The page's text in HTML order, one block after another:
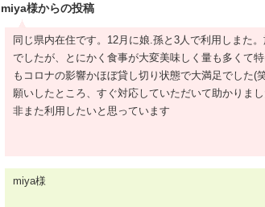
miya様からの投稿
同じ県内在住です。12月に娘.孫と3人で利用しまた
でしたが、とにかく食事が大変美味しく量も多くて
もコロナの影響かほぼ貸し切り状態で大満足でし
願いしたところ、すぐ対応していただいて助かりま
非また利用したいと思っています
miya様